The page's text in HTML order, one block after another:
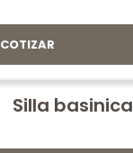
COTIZAR
Silla basinica